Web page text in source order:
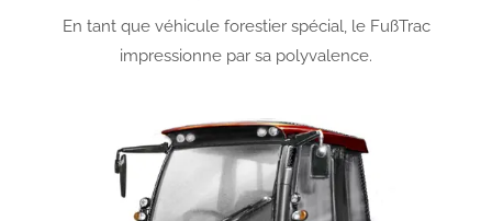
En tant que véhicule forestier spécial, le FußTrac
impressionne par sa polyvalence.